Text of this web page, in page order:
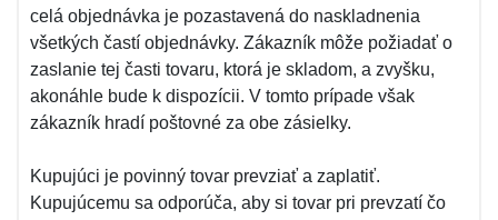
celá objednávka je pozastavená do naskladnenia
všetkých častí objednávky. Zákazník môže požiadať o
zaslanie tej časti tovaru, ktorá je skladom, a zvyšku,
akonáhle bude k dispozícii. V tomto prípade však
zákazník hradí poštovné za obe zásielky.
Kupujúci je povinný tovar prevziať a zaplatiť.
Kupujúcemu sa odporúča, aby si tovar pri prevzatí čo